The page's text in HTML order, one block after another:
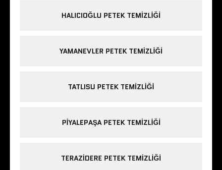
HALICIOĞLU PETEK TEMIZLIĞI
YAMANEVLER PETEK TEMIZLIĞI
TATLISU PETEK TEMIZLIĞI
PIYALEPAŞA PETEK TEMIZLIĞI
TERAZIDERE PETEK TEMIZLIĞI